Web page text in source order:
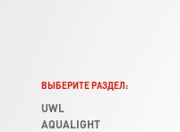
ВЫБЕРИТЕ РАЗДЕЛ:
UWL
AQUALIGHT